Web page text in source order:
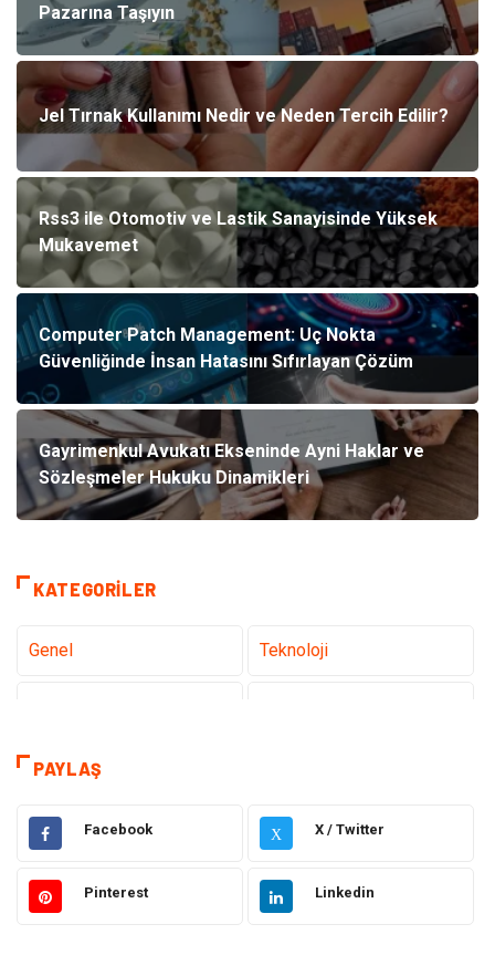
Pazarına Taşıyın
Jel Tırnak Kullanımı Nedir ve Neden Tercih Edilir?
Rss3 ile Otomotiv ve Lastik Sanayisinde Yüksek
Mukavemet
Computer Patch Management: Uç Nokta
Güvenliğinde İnsan Hatasını Sıfırlayan Çözüm
Gayrimenkul Avukatı Ekseninde Ayni Haklar ve
Sözleşmeler Hukuku Dinamikleri
KATEGORILER
Genel Teknoloji
Tatil
Bakım Güzellik Yeme İçme
Elektrik Elektronik Giyim
PAYLAŞ
Facebook X X / Twitter
Pinterest Linkedin